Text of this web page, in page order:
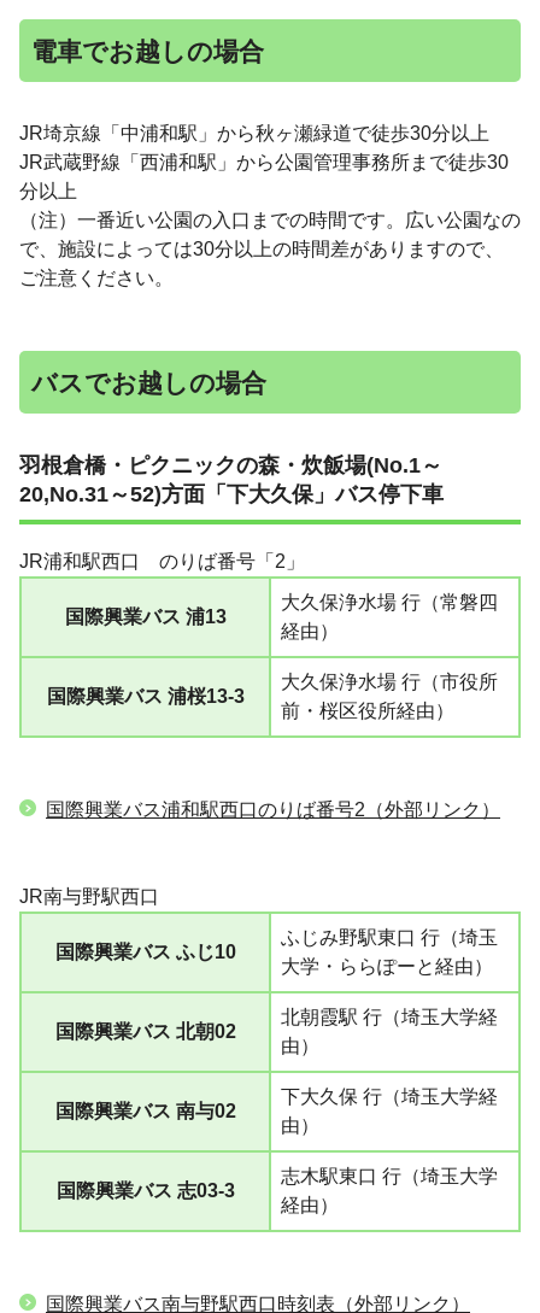
電車でお越しの場合
JR埼京線「中浦和駅」から秋ヶ瀬緑道で徒歩30分以上
JR武蔵野線「西浦和駅」から公園管理事務所まで徒歩30
分以上
（注）一番近い公園の入口までの時間です。広い公園なの
で、施設によっては30分以上の時間差がありますので、
ご注意ください。
バスでお越しの場合
羽根倉橋・ピクニックの森・炊飯場(No.1～
20,No.31～52)方面「 下大久保」バス停下車
JR浦和駅西口 のりば番号「2」
国際興業バス 浦13
大久保浄水場 行（常磐四
経由）
国際興業バス 浦桜13-3
大久保浄水場 行（市役所
前・桜区役所経由）
国際興業バス浦和駅西口のりば番号2（外部リンク）
JR南与野駅西口
国際興業バス ふじ10
ふじみ野駅東口 行（埼玉
大学・ららぽーと経由）
国際興業バス 北朝02
北朝霞駅 行（埼玉大学経
由）
国際興業バス 南与02
下大久保 行（埼玉大学経
由）
国際興業バス 志03-3
志木駅東口 行（埼玉大学
経由）
国際興業バス南与野駅西口時刻表（外部リンク）